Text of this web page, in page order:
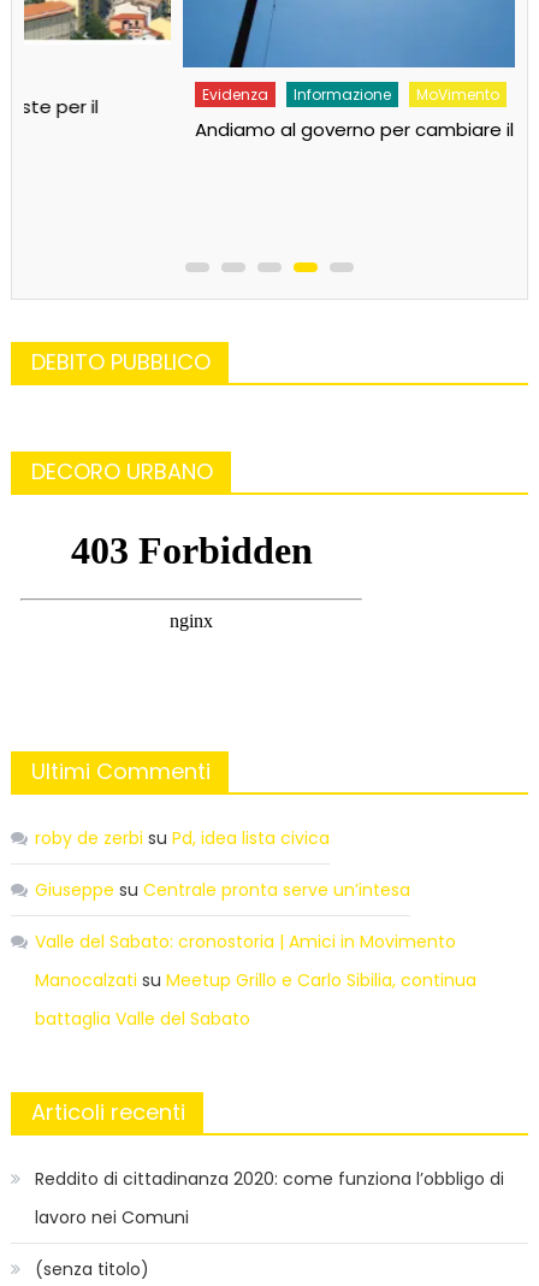
Informazione MoVimento
Andiamo al governo per cambiare il Paese!
DEBITO PUBBLICO
DECORO URBANO
Ultimi Commenti
roby de zerbi su Pd, idea lista civica
Giuseppe su Centrale pronta serve un’intesa
Valle del Sabato: cronostoria | Amici in Movimento
Manocalzati su Meetup Grillo e Carlo Sibilia, continua
battaglia Valle del Sabato
Articoli recenti
Reddito di cittadinanza 2020: come funziona l’obbligo di
lavoro nei Comuni
(senza titolo)